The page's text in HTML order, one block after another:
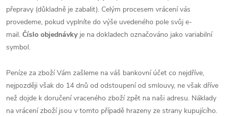
přepravy (důkladně je zabalit). Celým procesem vrácení vás
provedeme, pokud vyplníte do výše uvedeného pole svůj e-
mail. Číslo objednávkyje na dokladech označováno jako variabilní
symbol.
Peníze za zboží Vám zašleme na váš bankovní účet co nejdříve,
nejpozději však do 14 dnů od odstoupení od smlouvy, ne však dříve
než dojde k doručení vraceného zboží zpět na naši adresu. Náklady
na vrácení zboží jsou v tomto případě hrazeny ze strany kupujícího.